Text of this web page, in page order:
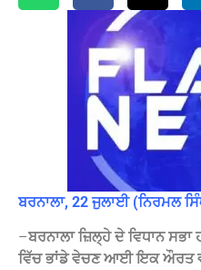
ਬਰਨਾਲਾ, 22 ਜੁਲਾਈ (ਨਿਰਮਲ
–ਬਰਨਾਲਾ ਜ਼ਿਲ੍ਹੇ ਦੇ ਵਿਧਾਨ
ਵਿੱਚ ਭਾਂਡੇ ਵੇਚਣ ਆਈ ਇਕ ਔਰਤ